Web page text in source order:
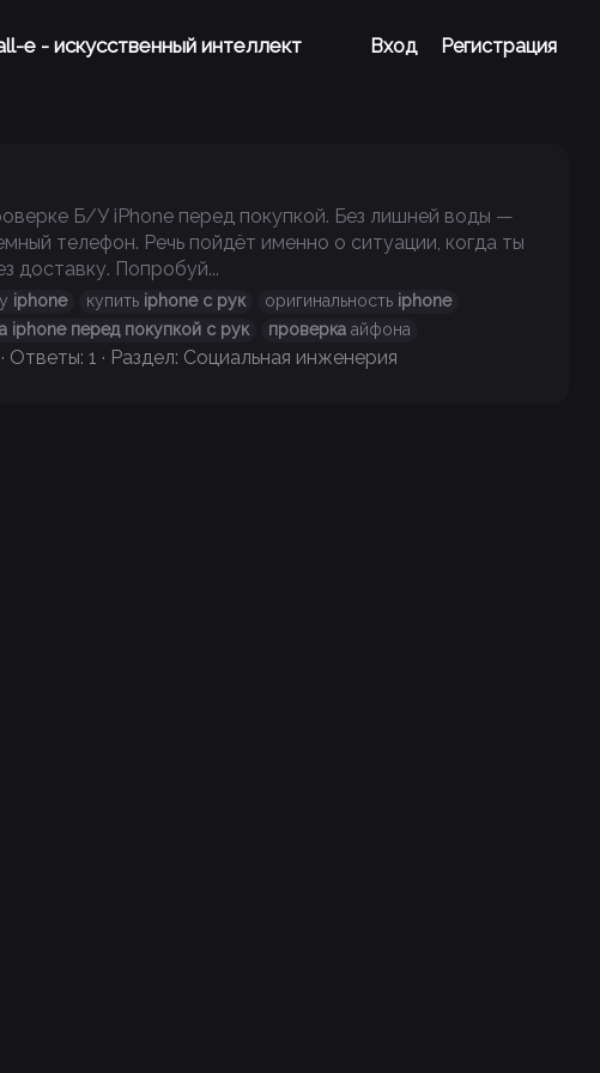
e - искусственный интеллект Вход Регистрация
Б/У iPhone перед покупкой. Без лишней воды —
телефон. Речь пойдёт именно о ситуации, когда ты
доставку. Попробуй...
iphone купить iphone с рук оригинальность iphone
iphone перед покупкой с рук проверка айфона
Ответы: 1 Раздел: Социальная инженерия